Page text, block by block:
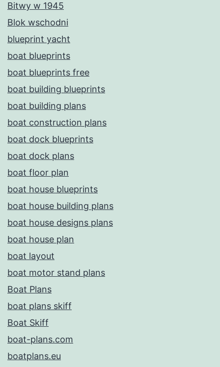
Bitwy w 1945
Blok wschodni
blueprint yacht
boat blueprints
boat blueprints free
boat building blueprints
boat building plans
boat construction plans
boat dock blueprints
boat dock plans
boat floor plan
boat house blueprints
boat house building plans
boat house designs plans
boat house plan
boat layout
boat motor stand plans
Boat Plans
boat plans skiff
Boat Skiff
boat-plans.com
boatplans.eu